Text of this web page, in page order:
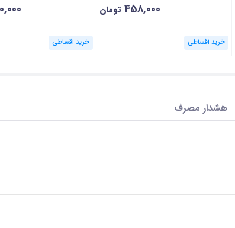
458,000 تومان
خرید اقساطی خرید اقساطی
هشدار مصرف